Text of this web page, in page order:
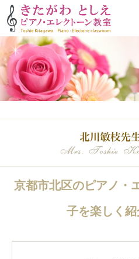
京都市北区のピアノ・
子を楽しく紹